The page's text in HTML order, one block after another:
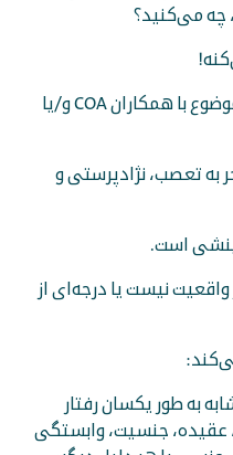
چه می‌کنید؟
در محل ما می‌توانید در مورد این موضوع با همکاران COA و/یا
به تعصب، نژادپرستی و
است.
نیست یا درجه‌ای از
به طور یکسان رفتار
جنسیت، وابستگی